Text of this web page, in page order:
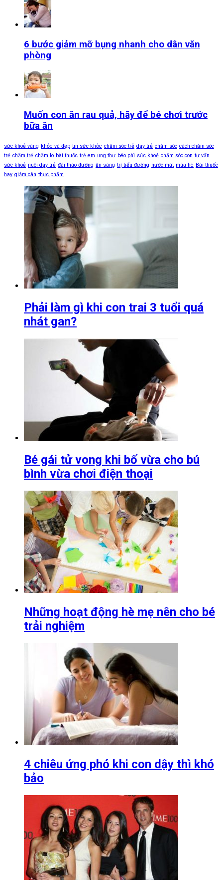
6 bước giảm mỡ bụng nhanh cho dân văn
phòng
Muốn con ăn rau quả, hãy để bé chơi trước
bữa ăn
sức khoẻ vàng khỏe và đẹp tin sức khỏe chăm sóc trẻ dạy trẻ chăm sóc cách chăm sóc
trẻ chăm trẻ chăm lo bài thuốc trẻ em ung thư béo phì sức khoẻ chăm sóc con tư vấn
sức khoẻ nuôi dạy trẻ đái tháo đường ăn sáng trị tiểu đường nước mát mùa hè Bài thuốc
hay giảm cân thực phẩm
Phải làm gì khi con trai 3 tuổi quá
nhát gan?
Bé gái tử vong khi bố vừa cho bú
bình vừa chơi điện thoại
Những hoạt động hè mẹ nên cho bé
trải nghiệm
4 chiêu ứng phó khi con dậy thì khó
bảo